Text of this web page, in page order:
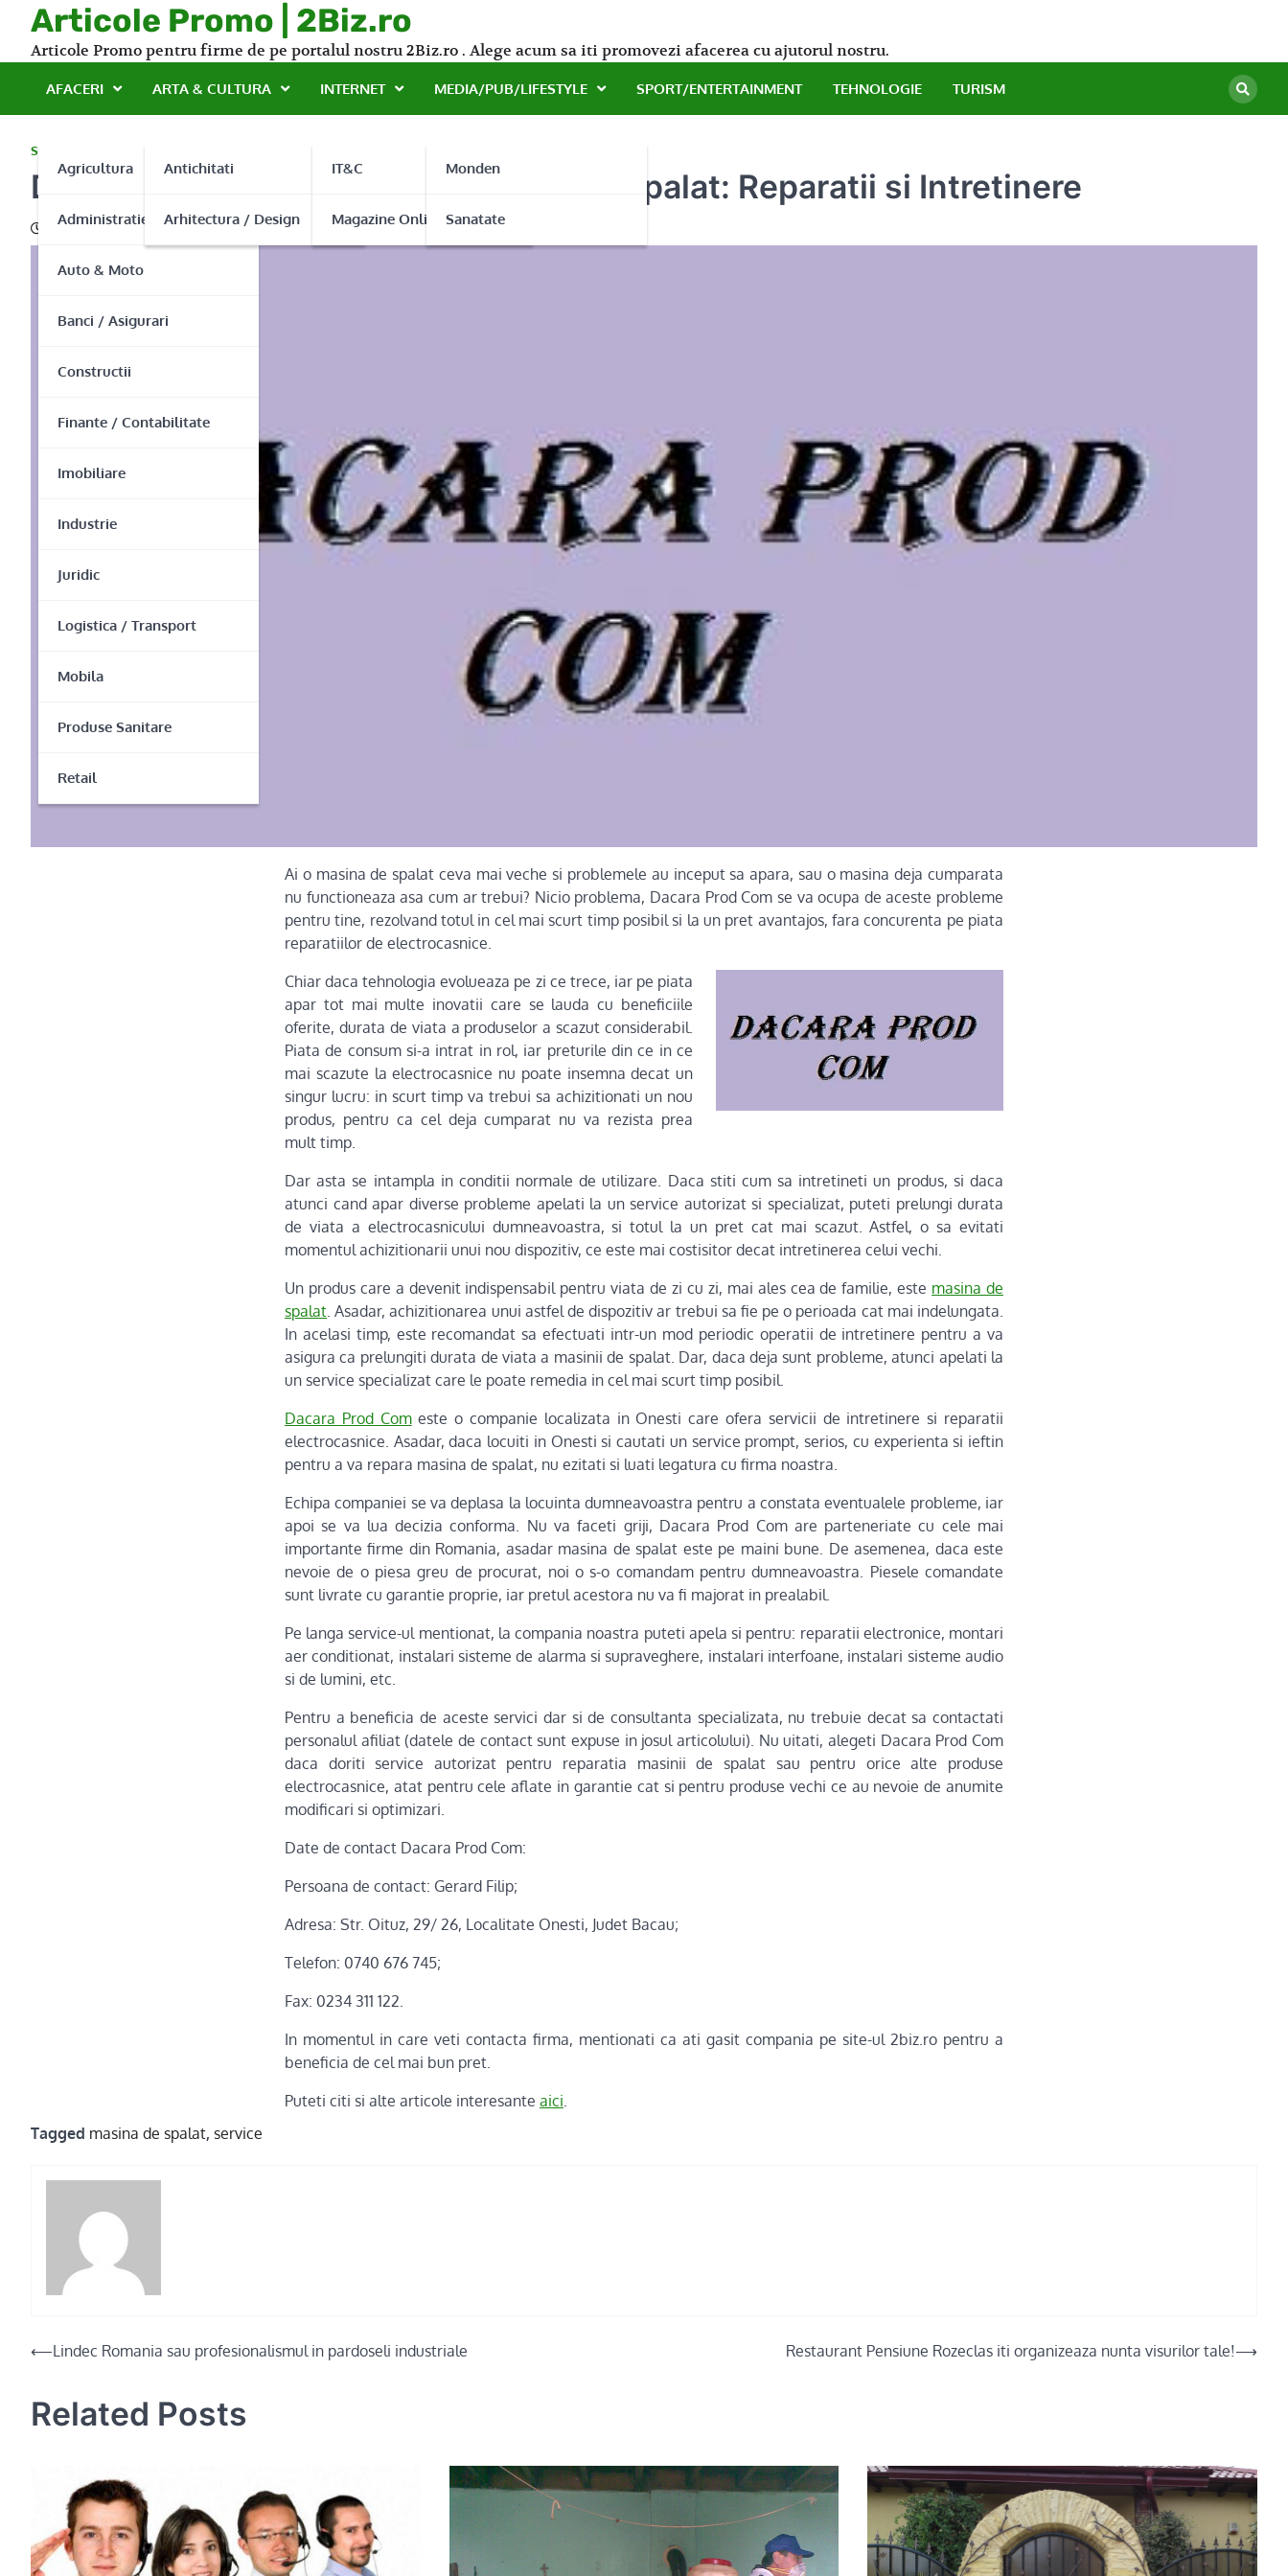
content
Articole Promo | 2Biz.ro
Articole Promo pentru firme de pe portalul nostru 2Biz.ro . Alege acum sa iti promovezi afacerea cu ajutorul nostru.
AFACERI
Agricultura
Administratie Publica
Auto & Moto
Banci / Asigurari
Constructii
Finante / Contabilitate
Imobiliare
Industrie
Juridic
Logistica / Transport
Mobila
Produse Sanitare
Retail
ARTA & CULTURA
Antichitati
Arhitectura / Design
INTERNET
IT&C
Magazine Online
MEDIA/PUB/LIFESTYLE
Monden
Sanatate
SPORT/ENTERTAINMENT TEHNOLOGIE TURISM
SERVICII
Dacara Prod Com pentru masina ta de spalat: Reparatii si Intretinere
15/07/2013
Ai o masina de spalat ceva mai veche si problemele au inceput sa apara, sau o masina deja cumparata
nu functioneaza asa cum ar trebui? Nicio problema, Dacara Prod Com se va ocupa de aceste probleme
pentru tine, rezolvand totul in cel mai scurt timp posibil si la un pret avantajos, fara concurenta pe piata
reparatiilor de electrocasnice.
Chiar daca tehnologia evolueaza pe zi ce trece, iar pe piata
apar tot mai multe inovatii care se lauda cu beneficiile
oferite, durata de viata a produselor a scazut considerabil.
Piata de consum si-a intrat in rol, iar preturile din ce in ce
mai scazute la electrocasnice nu poate insemna decat un
singur lucru: in scurt timp va trebui sa achizitionati un nou
produs, pentru ca cel deja cumparat nu va rezista prea
mult timp.
Dar asta se intampla in conditii normale de utilizare. Daca stiti cum sa intretineti un produs, si daca
atunci cand apar diverse probleme apelati la un service autorizat si specializat, puteti prelungi durata
de viata a electrocasnicului dumneavoastra, si totul la un pret cat mai scazut. Astfel, o sa evitati
momentul achizitionarii unui nou dispozitiv, ce este mai costisitor decat intretinerea celui vechi.
Un produs care a devenit indispensabil pentru viata de zi cu zi, mai ales cea de familie, este masina de
spalat. Asadar, achizitionarea unui astfel de dispozitiv ar trebui sa fie pe o perioada cat mai indelungata.
In acelasi timp, este recomandat sa efectuati intr-un mod periodic operatii de intretinere pentru a va
asigura ca prelungiti durata de viata a masinii de spalat. Dar, daca deja sunt probleme, atunci apelati la
un service specializat care le poate remedia in cel mai scurt timp posibil.
Dacara Prod Comeste o companie localizata in Onesti care ofera servicii de intretinere si reparatii
electrocasnice. Asadar, daca locuiti in Onesti si cautati un service prompt, serios, cu experienta si ieftin
pentru a va repara masina de spalat, nu ezitati si luati legatura cu firma noastra.
Echipa companiei se va deplasa la locuinta dumneavoastra pentru a constata eventualele probleme, iar
apoi se va lua decizia conforma. Nu va faceti griji, Dacara Prod Com are parteneriate cu cele mai
importante firme din Romania, asadar masina de spalat este pe maini bune. De asemenea, daca este
nevoie de o piesa greu de procurat, noi o s-o comandam pentru dumneavoastra. Piesele comandate
sunt livrate cu garantie proprie, iar pretul acestora nu va fi majorat in prealabil.
Pe langa service-ul mentionat, la compania noastra puteti apela si pentru: reparatii electronice, montari
aer conditionat, instalari sisteme de alarma si supraveghere, instalari interfoane, instalari sisteme audio
si de lumini, etc.
Pentru a beneficia de aceste servici dar si de consultanta specializata, nu trebuie decat sa contactati
personalul afiliat (datele de contact sunt expuse in josul articolului). Nu uitati, alegeti Dacara Prod Com
daca doriti service autorizat pentru reparatia masinii de spalat sau pentru orice alte produse
electrocasnice, atat pentru cele aflate in garantie cat si pentru produse vechi ce au nevoie de anumite
modificari si optimizari.
Date de contact Dacara Prod Com:
Persoana de contact: Gerard Filip;
Adresa: Str. Oituz, 29/ 26, Localitate Onesti, Judet Bacau;
Telefon: 0740 676 745;
Fax: 0234 311 122.
In momentul in care veti contacta firma, mentionati ca ati gasit compania pe site-ul 2biz.ro pentru a
beneficia de cel mai bun pret.
Puteti citi si alte articole interesante aici.
Tagged masina de spalat, service
Post
⟵Lindec Romania sau profesionalismul in pardoseli industriale Restaurant Pensiune Rozeclas iti organizeaza nunta visurilor tale!⟶
Related Posts